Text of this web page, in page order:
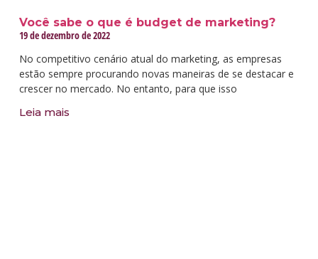
Você sabe o que é budget de marketing?
19 de dezembro de 2022
No competitivo cenário atual do marketing, as empresas
estão sempre procurando novas maneiras de se destacar e
crescer no mercado. No entanto, para que isso
Leia mais